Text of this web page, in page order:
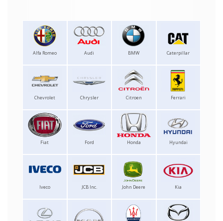
Alfa Romeo Audi BMW Caterpillar
Chevrolet Chrysler Citroen Ferrari
Fiat Ford Honda Hyundai
Iveco JCB Inc. John Deere Kia